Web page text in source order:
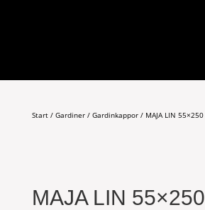
Start/ Gardiner/ Gardinkappor/ MAJA LIN 55×250
MAJA LIN 55×250